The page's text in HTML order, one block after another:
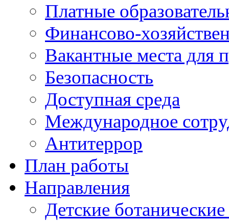
Платные
Финансово-
Вакантные места для
Безопасность
Доступная среда
Международное
Антитеррор
План работы
Направления
Детские